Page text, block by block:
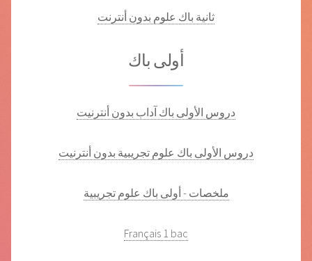
ثانية باك علوم بدون أنترنت
أولى باك
دروس الأولى باك آداب بدون أنترنيت
دروس الأولى باك علوم تجريبية بدون أنترنيت
ملخصات - أولى باك علوم تجريبية
Français 1 bac